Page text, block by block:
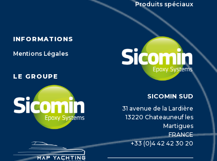
Produits spéciaux
INFORMATIONS
Mentions Légales
LE GROUPE
SICOMIN SUD
31 avenue de la Lardière
13220 Chateauneuf les
Martigues
FRANCE
+33 (0)4 42 42 30 20